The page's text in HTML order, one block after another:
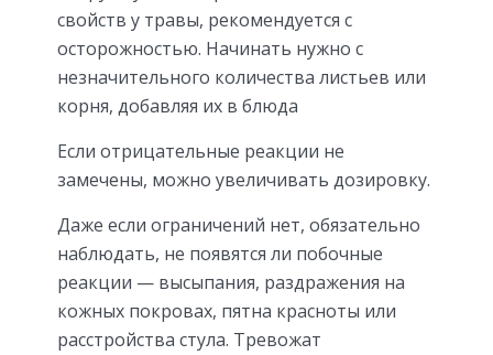
свойств у травы, рекомендуется с
осторожностью. Начинать нужно с
незначительного количества листьев или
корня, добавляя их в блюда
Если отрицательные реакции не
замечены, можно увеличивать дозировку.
Даже если ограничений нет, обязательно
наблюдать, не появятся ли побочные
реакции — высыпания, раздражения на
кожных покровах, пятна красноты или
расстройства стула. Тревожат